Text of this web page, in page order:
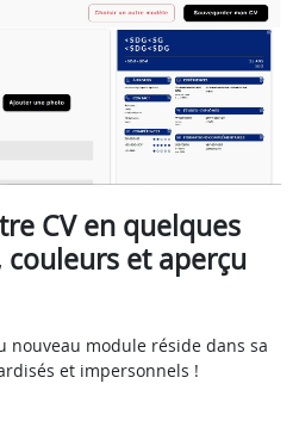
CV en quelques
couleurs et aperçu
nouveau module réside dans sa
et impersonnels !